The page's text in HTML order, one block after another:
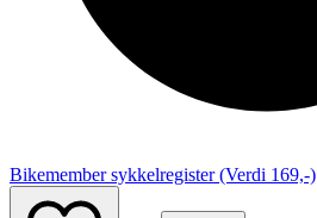
Bikemember sykkelregister (Verdi 169,-)